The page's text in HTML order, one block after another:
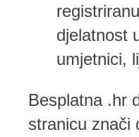
djelatnost
umjetnici,
Besplatna .hr
stranicu znači